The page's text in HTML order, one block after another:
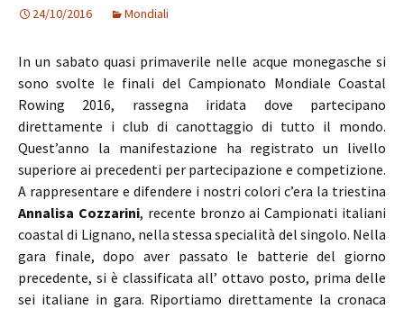
24/10/2016 Mondiali
In un sabato quasi primaverile nelle acque monegasche si
sono svolte le finali del Campionato Mondiale Coastal
Rowing 2016, rassegna iridata dove partecipano
direttamente i club di canottaggio di tutto il mondo.
Quest’anno la manifestazione ha registrato un livello
superiore ai precedenti per partecipazione e competizione.
A rappresentare e difendere i nostri colori c’era la triestina
Annalisa Cozzarini, recente bronzo ai Campionati italiani
coastal di Lignano, nella stessa specialità del singolo. Nella
gara finale, dopo aver passato le batterie del giorno
precedente, si è classificata all’ ottavo posto, prima delle
sei italiane in gara. Riportiamo direttamente la cronaca